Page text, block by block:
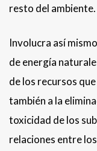
resto del ambiente.
Involucra así
de energía
de los recursos
también a la
toxicidad de los
relaciones entre